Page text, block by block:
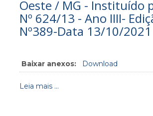
Oeste / MG - Instituído
Nº 624/13 - Ano IIII-
Nº389-Data 13/10/2021
Baixar anexos: Download
Leia mais ...